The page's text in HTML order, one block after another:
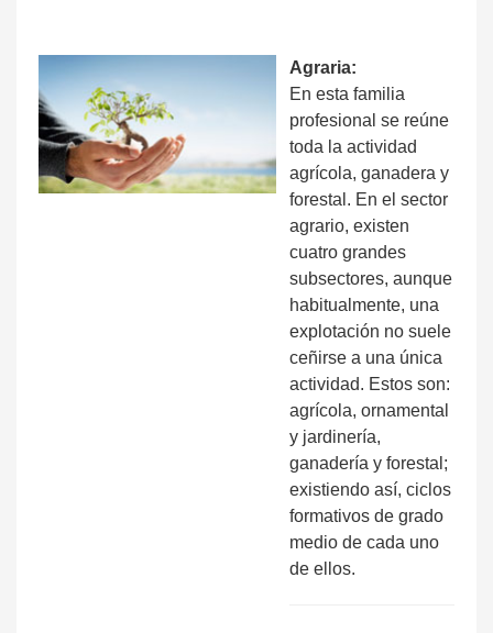
Agraria:
En esta familia
profesional se reúne
toda la actividad
agrícola, ganadera y
forestal. En el sector
agrario, existen
cuatro grandes
subsectores, aunque
habitualmente, una
explotación no suele
ceñirse a una única
actividad. Estos son:
agrícola, ornamental
y jardinería,
ganadería y forestal;
existiendo así, ciclos
formativos de grado
medio de cada uno
de ellos.